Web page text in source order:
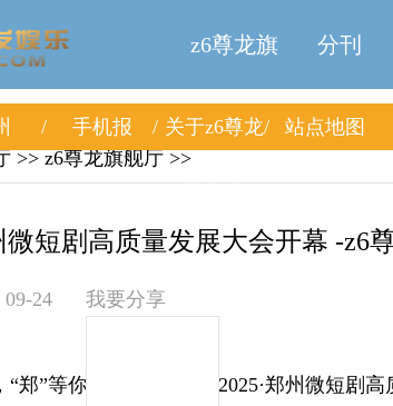
z6尊龙旗
舰厅
分刊
手机报 关于z6尊龙
站点地图
>> z6尊龙旗舰厅 >>
微短剧高质量发展大会开幕 -z6
09-24 我要分享
“郑”等你来。9月23日，2025·郑州微短剧